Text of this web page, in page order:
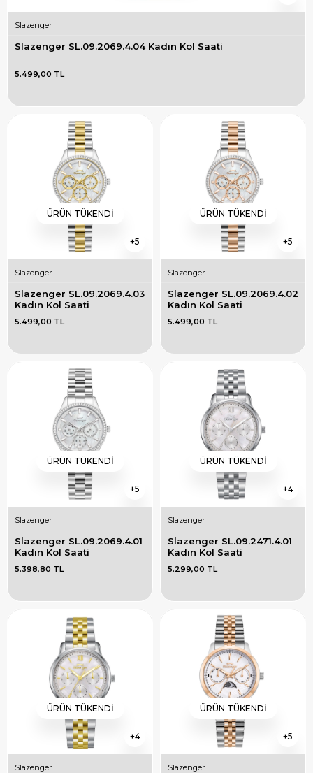
Slazenger
Slazenger SL.09.2069.4.04 Kadın Kol Saati
5.499,00 TL
5
ÜRÜN TÜKENDI
Slazenger
Slazenger SL.09.2069.4.03
Kadın Kol Saati
5.499,00 TL
5
ÜRÜN TÜKENDI
Slazenger
Slazenger SL.09.2069.4.02
Kadın Kol Saati
5.499,00 TL
5
ÜRÜN TÜKENDI
Slazenger
Slazenger SL.09.2069.4.01
Kadın Kol Saati
5.398,80 TL
4
ÜRÜN TÜKENDI
Slazenger
Slazenger SL.09.2471.4.01
Kadın Kol Saati
5.299,00 TL
4
ÜRÜN TÜKENDI
Slazenger
5
ÜRÜN TÜKENDI
Slazenger